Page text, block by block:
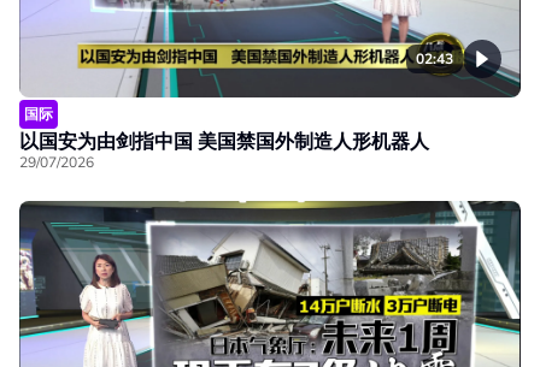
02:43
国际
以国安为由剑指中国 美国禁国外制造人形机器人
29/07/2026